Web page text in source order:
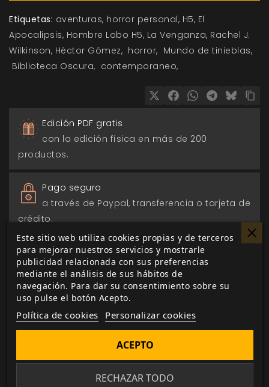
Etiquetas: aventuras horror personal H5 El
Apocalipsis Hombre Lobo H5 La Venganza Rachel J.
Wilkinson Héctor Gómez horror
Mundo de tinieblas
Biblioteca Oscura
contemporaneo
Edición PDF gratis
con la edición física en más de 200
productos.
Pago seguro
a través de Paypal, transferencia o tarjeta de
crédito.
Entrega 24/48h
para envios nacionales.
Biblioteca digital
actualizada con todos los juego canjeados
o comprados.
Este sitio web utiliza cookies propias y de terceros
para mejorar nuestros servicios y mostrarle
publicidad relacionada con sus preferencias
mediante el análisis de sus hábitos de
navegación. Para dar su consentimiento sobre su
uso pulse el botón Acepto.
Política de cookies Personalizar cookies
RECHAZAR TODO
ACEPTO